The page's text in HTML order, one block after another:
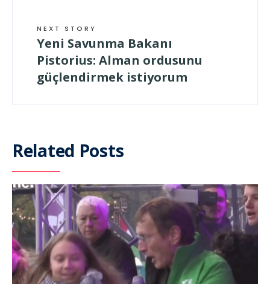
NEXT STORY
Yeni Savunma Bakanı
Pistorius: Alman ordusunu
güçlendirmek istiyorum
Related Posts